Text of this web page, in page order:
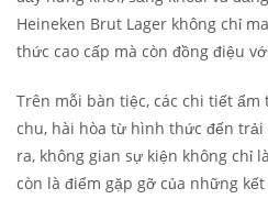
Heineken Brut Lager không chỉ
thức cao cấp mà còn đồng điệu
Trên mỗi bàn tiệc, các chi tiết
chu, hài hòa từ hình thức đến
ra, không gian sự kiện không chỉ
còn là điểm gặp gỡ của những